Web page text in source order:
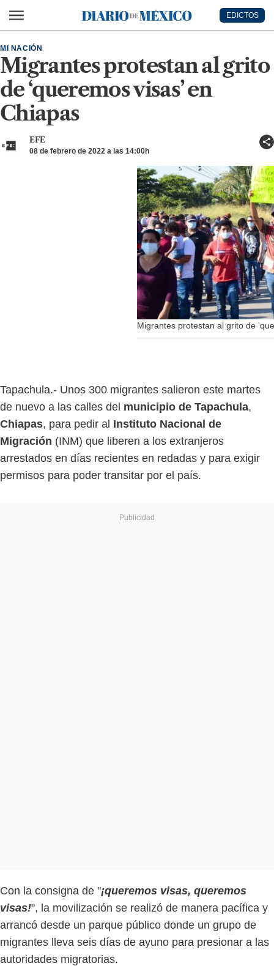
Diario de México
EDICTOS
Migrantes protestan al grito
de ‘queremos visas’ en
Chiapas
MI NACIÓN
EFE
08 de febrero de 2022 a las 14:00h
Migrantes protestan al grito de
Tapachula.- Unos 300 migrantes salieron este martes
de nuevo a las calles del municipio de Tapachula,
Chiapas, para pedir al Instituto Nacional de
Migración (INM) que liberen a los extranjeros
arrestados en días recientes en redadas y para exigir
permisos para poder transitar por el país.
Con la consigna de "¡queremos visas, queremos
visas!", la movilización se realizó de manera pacífica y
arrancó desde un parque público donde un grupo de
migrantes lleva seis días de ayuno para presionar a las
autoridades migratorias.